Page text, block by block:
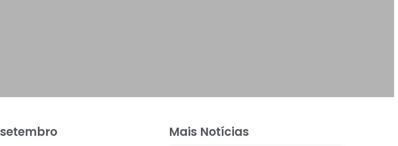
Mais Notícias